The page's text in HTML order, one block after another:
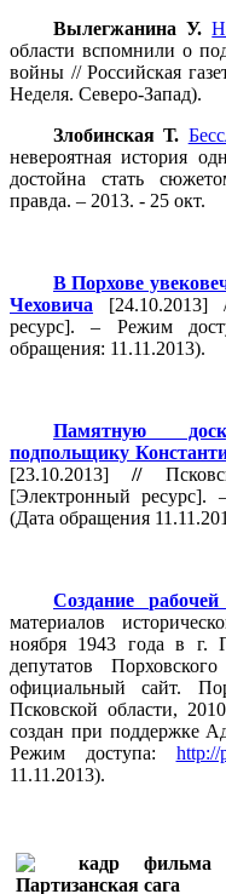
Вылегжанина У.
области вспомнили о
войны // Российская
Неделя. Северо-Запад).
Злобинская Т.
невероятная история
достойна стать
правда. – 2013. - 25 окт.
В Порхове
Чеховича
ресурс]. – Режим
обращения: 11.11.2013).
Памятную
подпольщику
[23.10.2013] //
[Электронный ресурс].
(Дата обращения
Создание
материалов
ноября 1943 года в г.
депутатов
официальный сайт.
Псковской области,
создан при поддержке
Режим доступа: http://
11.11.2013).